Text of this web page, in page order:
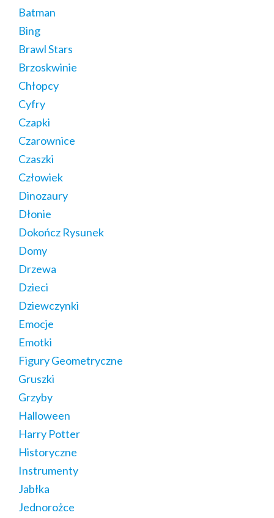
Batman
Bing
Brawl Stars
Brzoskwinie
Chłopcy
Cyfry
Czapki
Czarownice
Czaszki
Człowiek
Dinozaury
Dłonie
Dokończ Rysunek
Domy
Drzewa
Dzieci
Dziewczynki
Emocje
Emotki
Figury Geometryczne
Gruszki
Grzyby
Halloween
Harry Potter
Historyczne
Instrumenty
Jabłka
Jednorożce